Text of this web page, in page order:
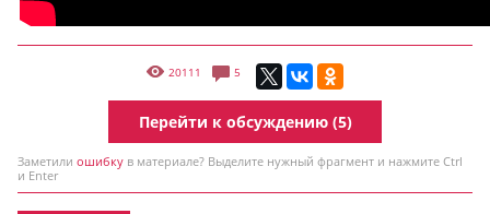
20111 5
Перейти к обсуждению (5)
Заметили ошибку в материале? Выделите нужный фрагмент и нажмите Ctrl
и Enter